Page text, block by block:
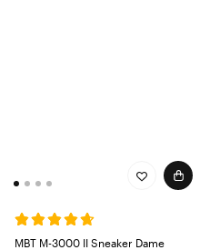
MBT M-3000 II Sneaker Dame